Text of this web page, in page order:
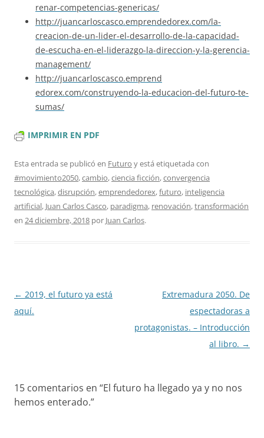
renar-competencias-genericas/
http://juancarloscasco.emprendedorex.com/la-
creacion-de-un-lider-el-desarrollo-de-la-capacidad-
de-escucha-en-el-liderazgo-la-direccion-y-la-gerencia-
management/
http://juancarloscasco.emprend
edorex.com/construyendo-la-educacion-del-futuro-te-
sumas/
IMPRIMIR EN PDF
Esta entrada se publicó en Futuro y está etiquetada con
#movimiento2050,cambio,ciencia ficción,convergencia
tecnológica,disrupción,emprendedorex,futuro, inteligencia
artificial, Juan Carlos Casco, paradigma, renovación,transformación
en 24 diciembre, 2018 por Juan Carlos.
Navegación
de
← 2019, el futuro ya está
aquí.
Extremadura 2050. De
espectadoras a
protagonistas. – Introducción
al libro. →
15 comentarios en “El futuro ha llegado ya y no nos
hemos enterado.”